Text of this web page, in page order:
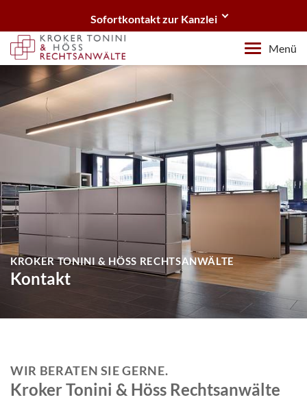
Sofortkontakt zur Kanzlei
Sie benötigen eine kompetente Rechtsberatung?
Wir sind gerne für Sie da.
Telefon
+43 512 583074
E-Mail
office@kanzlei-tirol.at
Menü
KROKER TONINI & HÖSS RECHTSANWÄLTE
Kontakt
WIR BERATEN SIE GERNE.
Kroker Tonini & Höss Rechtsanwälte